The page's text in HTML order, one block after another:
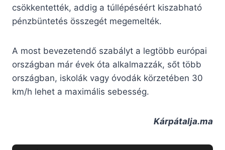
csökkentették, addig a túllépéséért kiszabható
pénzbüntetés összegét megemelték.
A most bevezetendő szabályt a legtöbb európai
országban már évek óta alkalmazzák, sőt több
országban, iskolák vagy óvodák körzetében 30
km/h lehet a maximális sebesség.
Kárpátalja.ma